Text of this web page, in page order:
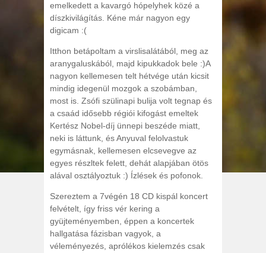
emelkedett a kavargó hópelyhek közé a
díszkivilágítás. Kéne már nagyon egy
digicam :(
Itthon betápoltam a virslisalátából, meg az
aranygaluskából, majd kipukkadok bele :)A
nagyon kellemesen telt hétvége után kicsit
mindig idegenül mozgok a szobámban,
most is. Zsófi szülinapi bulija volt tegnap és
a csaád idősebb régiói kifogást emeltek
Kertész Nobel-díj ünnepi beszéde miatt,
neki is láttunk, és Anyuval felolvastuk
egymásnak, kellemesen elcsevegve az
egyes részltek felett, dehát alapjában ötös
alával osztályoztuk :) Ízlések és pofonok.
Szereztem a 7végén 18 CD kispál koncert
felvételt, így friss vér kering a
gyüjteményemben, éppen a koncertek
hallgatása fázisban vagyok, a
véleményezés, aprólékos kielemzés csak